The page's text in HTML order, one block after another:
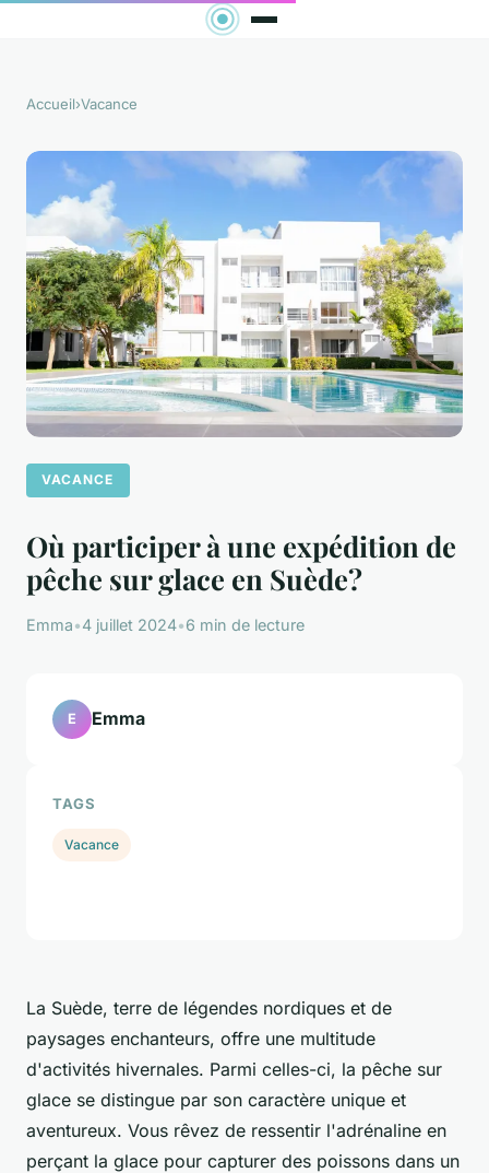
Accueil›Vacance
VACANCE
Où participer à une expédition de
pêche sur glace en Suède?
Emma•4 juillet 2024•6 min de lecture
La Suède, terre de légendes nordiques et de
paysages enchanteurs, offre une multitude
d'activités hivernales. Parmi celles-ci, la pêche sur
glace se distingue par son caractère unique et
aventureux. Vous rêvez de ressentir l'adrénaline en
perçant la glace pour capturer des poissons dans un
E Emma
TAGS
Vacance